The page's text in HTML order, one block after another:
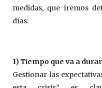
medidas, que iremos
días:
1) Tiempo que va a
Gestionar las